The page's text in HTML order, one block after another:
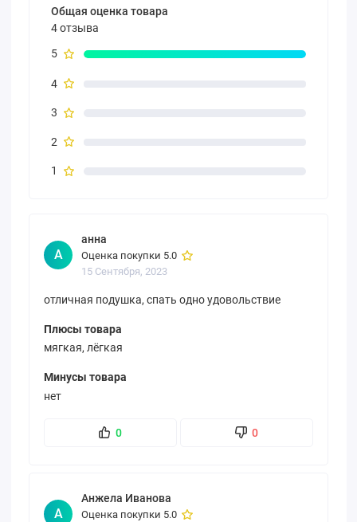
Общая оценка товара
4 отзыва
5
4
3
2
1
А
анна
Оценка покупки 5.0
15 Сентября, 2023
отличная подушка, спать одно удовольствие
Плюсы товара
мягкая, лёгкая
Минусы товара
нет
0 0
А
Анжела Иванова
Оценка покупки 5.0